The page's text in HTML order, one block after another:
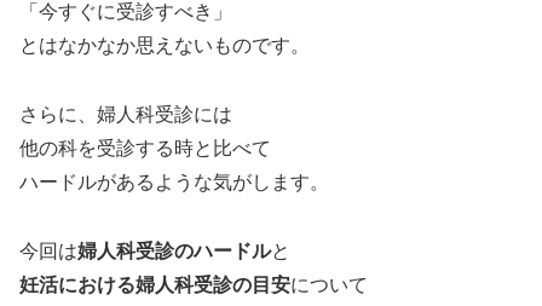
「今すぐに受診すべき」
とはなかなか思えないものです。
さらに、婦人科受診には
他の科を受診する時と比べて
ハードルがあるような気がします。
今回は婦人科受診のハードルと
妊活における婦人科受診の目安について